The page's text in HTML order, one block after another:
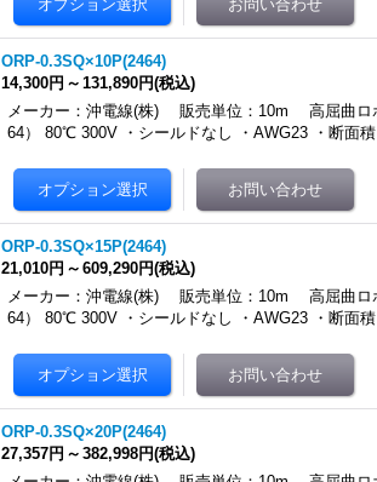
ORP-0.3SQ×10P(2464)
14,300円 ～ 131,890円(税込)
メーカー：沖電線(株) 販売単位：10m 高屈曲ロ
64） 80℃ 300V ・シールドなし ・AWG23 ・断面
ORP-0.3SQ×15P(2464)
21,010円 ～ 609,290円(税込)
メーカー：沖電線(株) 販売単位：10m 高屈曲ロ
64） 80℃ 300V ・シールドなし ・AWG23 ・断面
ORP-0.3SQ×20P(2464)
27,357円 ～ 382,998円(税込)